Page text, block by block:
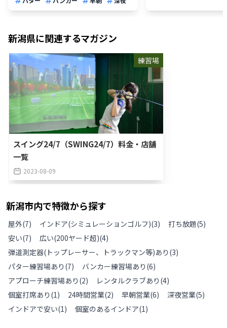
新潟県に関連するマガジン
練習場
スイング24/7（SWING24/7）料金・店舗
一覧
2023-08-09
新潟市内で特徴から探す
屋外(7) インドア(シミュレーションゴルフ)(3) 打ち放題(5)
安い(7) 広い(200ヤード超)(4)
弾道測定器(トップレーサー、トラックマン等)あり (3)
パター練習場あり (7) バンカー練習場あり (6)
アプローチ練習場あり (2) レンタルクラブあり (4)
個室打席あり (1) 24時間営業(2) 早朝営業(6) 深夜営業(5)
インドアで安い(1) 個室のあるインドア(1)